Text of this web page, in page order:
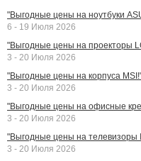
"Выгодные цены на ноутбуки
6 - 19 Июля 2026
"Выгодные цены на проекторы
3 - 20 Июля 2026
"Выгодные цены на корпуса
3 - 20 Июля 2026
"Выгодные цены на офисные
3 - 20 Июля 2026
"Выгодные цены на телевизоры
3 - 20 Июля 2026